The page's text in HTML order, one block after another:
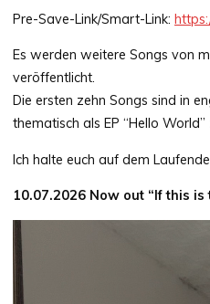
Pre-Save-Link/Smart-Link:
Es werden weitere Songs von
veröffentlicht.
Die ersten zehn Songs sind in
thematisch als EP “Hello
Ich halte euch auf dem
10.07.2026 Now out “If this is